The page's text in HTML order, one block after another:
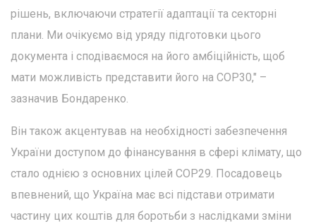
рішень, включаючи стратегії адаптації та секторні
плани. Ми очікуємо від уряду підготовки цього
документа і сподіваємося на його амбіційність, щоб
мати можливість представити його на COP30," –
зазначив Бондаренко.
Він також акцентував на необхідності забезпечення
України доступом до фінансування в сфері клімату, що
стало однією з основних цілей COP29. Посадовець
впевнений, що Україна має всі підстави отримати
частину цих коштів для боротьби з наслідками зміни